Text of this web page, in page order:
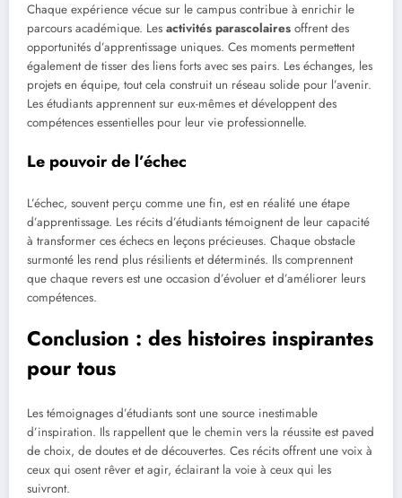
Chaque expérience vécue sur le campus contribue à enrichir le
parcours académique. Les activités parascolaires offrent des
opportunités d’apprentissage uniques. Ces moments permettent
également de tisser des liens forts avec ses pairs. Les échanges, les
projets en équipe, tout cela construit un réseau solide pour l’avenir.
Les étudiants apprennent sur eux-mêmes et développent des
compétences essentielles pour leur vie professionnelle.
Le pouvoir de l’échec
L’échec, souvent perçu comme une fin, est en réalité une étape
d’apprentissage. Les récits d’étudiants témoignent de leur capacité
à transformer ces échecs en leçons précieuses. Chaque obstacle
surmonté les rend plus résilients et déterminés. Ils comprennent
que chaque revers est une occasion d’évoluer et d’améliorer leurs
compétences.
Conclusion : des histoires inspirantes
pour tous
Les témoignages d’étudiants sont une source inestimable
d’inspiration. Ils rappellent que le chemin vers la réussite est paved
de choix, de doutes et de découvertes. Ces récits offrent une voix à
ceux qui osent rêver et agir, éclairant la voie à ceux qui les
suivront.